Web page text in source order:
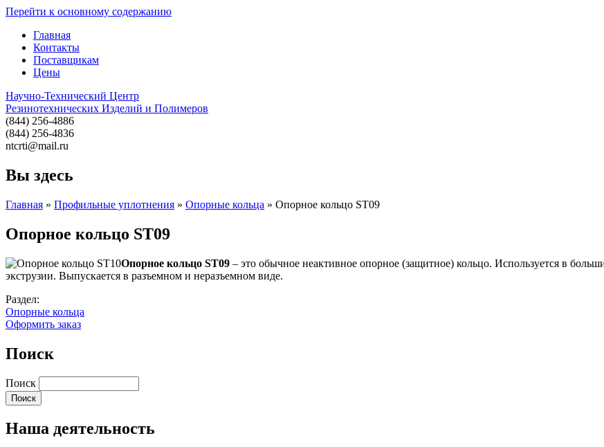
Перейти к основному содержанию
Главная
Контакты
Поставщикам
Цены
Научно-Технический Центр
Резинотехнических Изделий и Полимеров
(844) 256-4886
(844) 256-4836
ntcrti@mail.ru
Вы здесь
Главная » Профильные уплотнения » Опорные кольца » Опорное кольцо ST09
Опорное кольцо ST09
Опорное кольцо ST09 – это обычное неактивное опорное (защитное) кольцо. Используется в
экструзии. Выпускается в разъемном и неразъемном виде.
Раздел:
Опорные кольца
Оформить заказ
Поиск
Поиск
Наша деятельность